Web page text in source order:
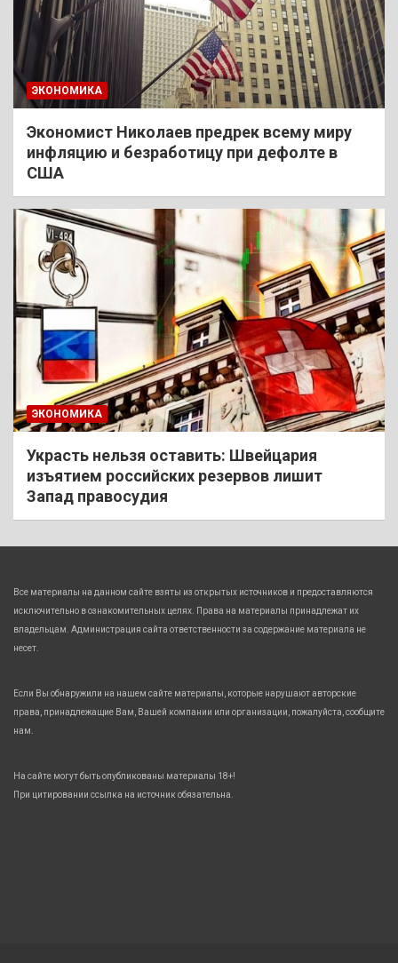
ЭКОНОМИКА
Экономист Николаев предрек всему миру
инфляцию и безработицу при дефолте в
США
ЭКОНОМИКА
Украсть нельзя оставить: Швейцария
изъятием российских резервов лишит
Запад правосудия
Все материалы на данном сайте взяты из открытых источников и предоставляются
исключительно в ознакомительных целях. Права на материалы принадлежат их
владельцам. Администрация сайта ответственности за содержание материала не
несет.
Если Вы обнаружили на нашем сайте материалы, которые нарушают авторские
права, принадлежащие Вам, Вашей компании или организации, пожалуйста, сообщите
нам.
На сайте могут быть опубликованы материалы 18+!
При цитировании ссылка на источник обязательна.